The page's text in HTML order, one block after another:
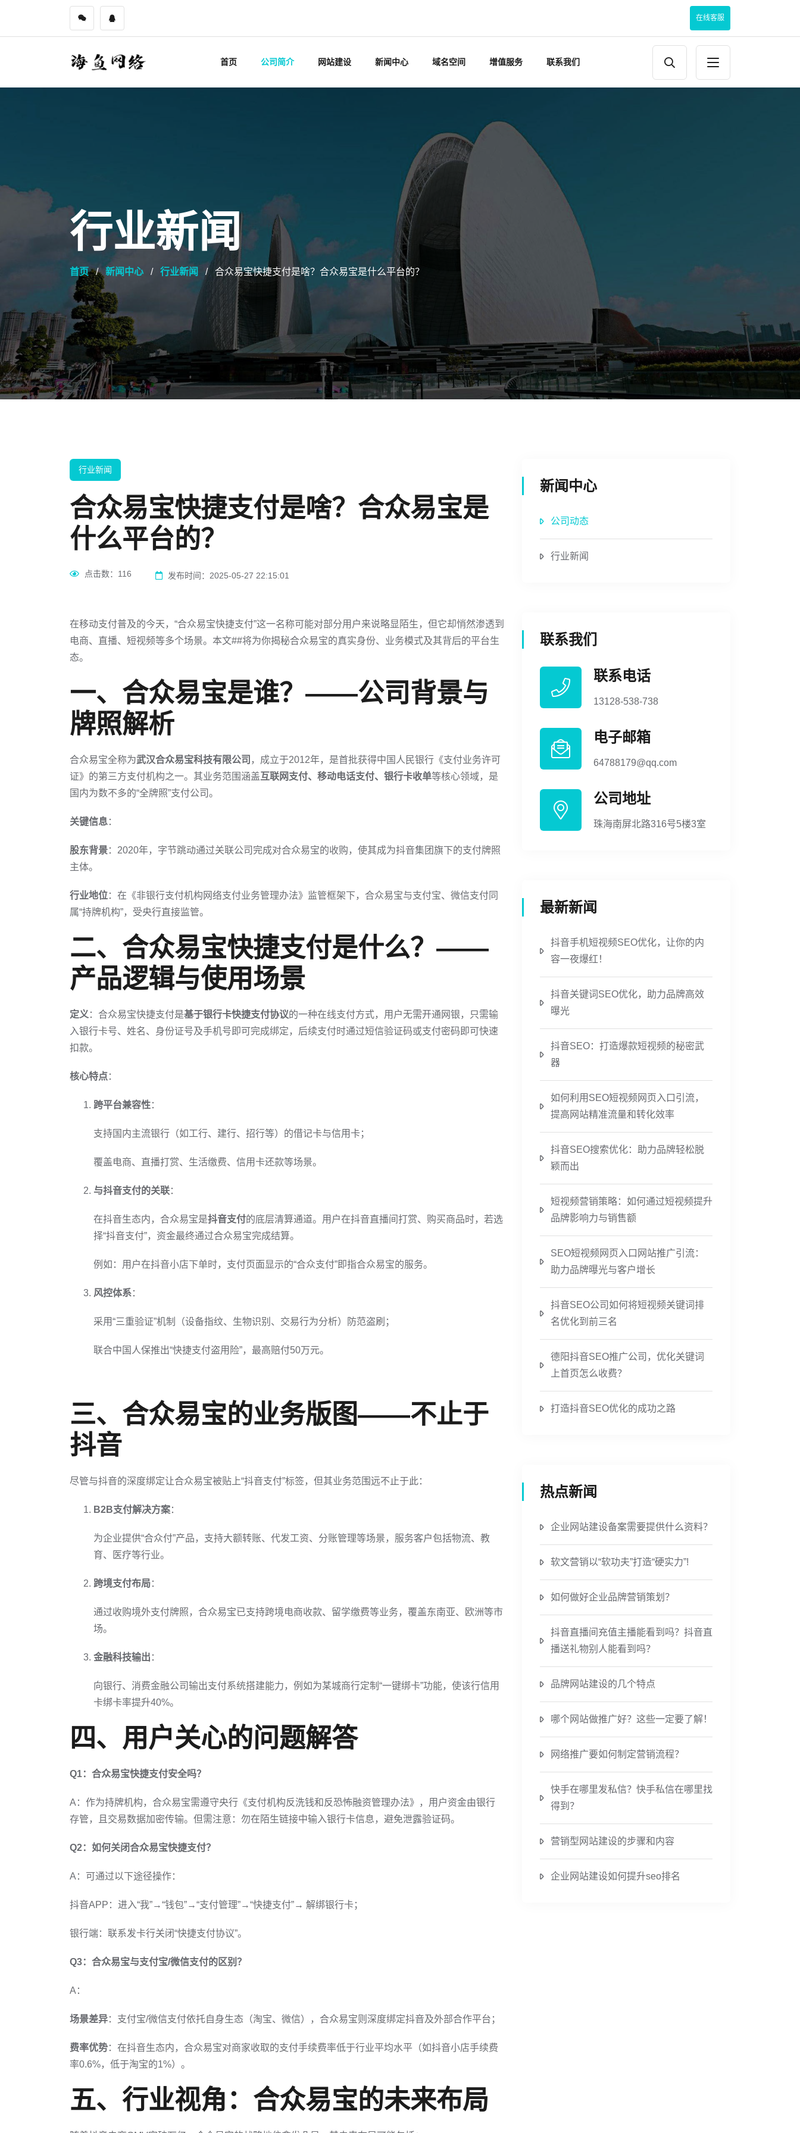
在线客服
首页 公司简介 网站建设 新闻中心 域名空间 增值服务 联系我们
行业新闻
首页 新闻中心 行业新闻 合众易宝快捷支付是啥？合众易宝是什么平台的？
行业新闻
合众易宝快捷支付是啥？合众易宝是
什么平台的？
点击数： 116 发布时间：2025-05-27 22:15:01
在移动支付普及的今天，“合众易宝快捷支付”这一名称可能对部分用户来说略显陌生，但它却悄然渗透到
电商、直播、短视频等多个场景。本文##将为你揭秘合众易宝的真实身份、业务模式及其背后的平台生
态。
一、合众易宝是谁？——公司背景与
牌照解析
合众易宝全称为武汉合众易宝科技有限公司 ，成立于2012年，是首批获得中国人民银行《支付业务许可
证》的第三方支付机构之一。其业务范围涵盖互联网支付、移动电话支付、银行卡收单等核心领域，是
国内为数不多的“全牌照”支付公司。
关键信息：
股东背景：2020年，字节跳动通过关联公司完成对合众易宝的收购，使其成为抖音集团旗下的支付牌照
主体。
行业地位：在《非银行支付机构网络支付业务管理办法》监管框架下，合众易宝与支付宝、微信支付同
属“持牌机构”，受央行直接监管。
二、合众易宝快捷支付是什么？——
产品逻辑与使用场景
定义 ：合众易宝快捷支付是基于银行卡快捷支付协议的一种在线支付方式，用户无需开通网银，只需输
入银行卡号、姓名、身份证号及手机号即可完成绑定，后续支付时通过短信验证码或支付密码即可快速
扣款。
核心特点：
跨平台兼容性：
支持国内主流银行（如工行、建行、招行等）的借记卡与信用卡；
覆盖电商、直播打赏、生活缴费、信用卡还款等场景。
与抖音支付的关联：
在抖音生态内，合众易宝是抖音支付的底层清算通道。用户在抖音直播间打赏、购买商品时，若选
择“抖音支付”，资金最终通过合众易宝完成结算。
例如：用户在抖音小店下单时，支付页面显示的“合众支付”即指合众易宝的服务。
风控体系：
采用“三重验证”机制（设备指纹、生物识别、交易行为分析）防范盗刷；
联合中国人保推出“快捷支付盗用险”，最高赔付50万元。
三、合众易宝的业务版图——不止于
抖音
尽管与抖音的深度绑定让合众易宝被贴上“抖音支付”标签，但其业务范围远不止于此：
B2B支付解决方案：
为企业提供“合众付”产品，支持大额转账、代发工资、分账管理等场景，服务客户包括物流、教
育、医疗等行业。
跨境支付布局：
通过收购境外支付牌照，合众易宝已支持跨境电商收款、留学缴费等业务，覆盖东南亚、欧洲等市
场。
金融科技输出 ：
向银行、消费金融公司输出支付系统搭建能力，例如为某城商行定制“一键绑卡”功能，使该行信用
卡绑卡率提升40%。
四、用户关心的问题解答
Q1：合众易宝快捷支付安全吗？
A：作为持牌机构，合众易宝需遵守央行《支付机构反洗钱和反恐怖融资管理办法》，用户资金由银行
存管，且交易数据加密传输。但需注意：勿在陌生链接中输入银行卡信息，避免泄露验证码。
Q2：如何关闭合众易宝快捷支付？
A：可通过以下途径操作：
抖音APP：进入“我”→“钱包”→“支付管理”→“快捷支付”→ 解绑银行卡；
银行端：联系发卡行关闭“快捷支付协议”。
Q3：合众易宝与支付宝/微信支付的区别？
A：
场景差异：支付宝/微信支付依托自身生态（淘宝、微信），合众易宝则深度绑定抖音及外部合作平台；
费率优势：在抖音生态内，合众易宝对商家收取的支付手续费率低于行业平均水平（如抖音小店手续费
率0.6%，低于淘宝的1%）。
五、行业视角：合众易宝的未来布局
新闻中心
公司动态
行业新闻
联系我们
联系电话
13128-538-738
电子邮箱
64788179@qq.com
公司地址
珠海南屏北路316号5楼3室
最新新闻
抖音手机短视频SEO优化，让你的内
容一夜爆红！
抖音关键词SEO优化，助力品牌高效
曝光
抖音SEO：打造爆款短视频的秘密武
器
如何利用SEO短视频网页入口引流，
提高网站精准流量和转化效率
抖音SEO搜索优化：助力品牌轻松脱
颖而出
短视频营销策略：如何通过短视频提升
品牌影响力与销售额
SEO短视频网页入口网站推广引流：
助力品牌曝光与客户增长
抖音SEO公司如何将短视频关键词排
名优化到前三名
德阳抖音SEO推广公司，优化关键词
上首页怎么收费？
打造抖音SEO优化的成功之路
热点新闻
企业网站建设备案需要提供什么资料？
软文营销以“软功夫”打造“硬实力”!
如何做好企业品牌营销策划？
抖音直播间充值主播能看到吗？抖音直
播送礼物别人能看到吗？
品牌网站建设的几个特点
哪个网站做推广好？这些一定要了解！
网络推广要如何制定营销流程？
快手在哪里发私信？快手私信在哪里找
得到？
营销型网站建设的步骤和内容
企业网站建设如何提升seo排名